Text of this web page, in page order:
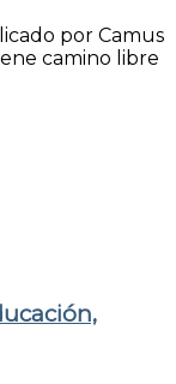
por Camus
camino libre